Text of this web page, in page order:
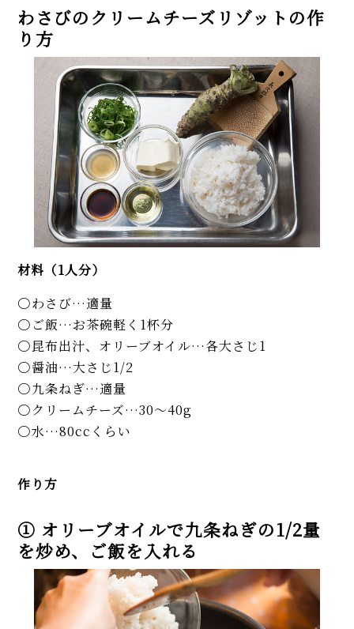
わさびのクリームチーズリゾットの作
り方
材料（1人分）
わさび…適量
ご飯…お茶碗軽く1杯分
昆布出汁、オリーブオイル…各大さじ1
醤油…大さじ1/2
九条ねぎ…適量
クリームチーズ…30〜40g
水…80ccくらい
作り方
① オリーブオイルで九条ねぎの1/2量
を炒め、ご飯を入れる